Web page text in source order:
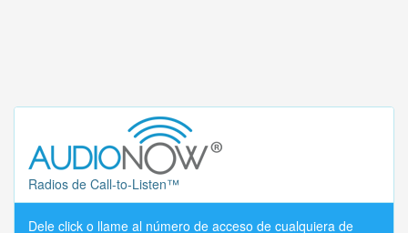
Radios de Call-to-Listen™
Dele click o llame al número de acceso de cualquiera de